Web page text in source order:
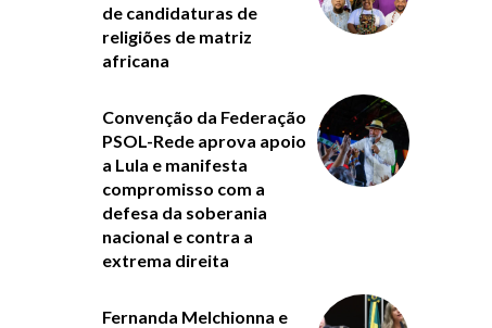
de candidaturas de
religiões de matriz
africana
Convenção da Federação
PSOL-Rede aprova apoio
a Lula e manifesta
compromisso com a
defesa da soberania
nacional e contra a
extrema direita
Fernanda Melchionna e